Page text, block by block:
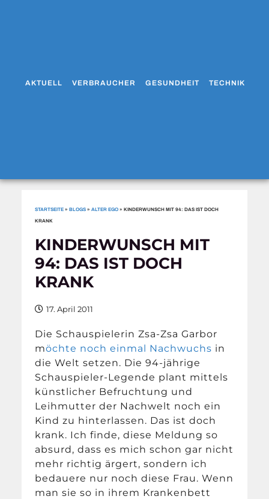
AKTUELL VERBRAUCHER GESUNDHEIT TECHNIK
STARTSEITE »BLOGS »ALTER EGO »KINDERWUNSCH MIT 94: DAS IST DOCH
KRANK
KINDERWUNSCH MIT
94: DAS IST DOCH
KRANK
17. April 2011
Die Schauspielerin Zsa-Zsa Garbor
möchte noch einmal Nachwuchs in
die Welt setzen. Die 94-jährige
Schauspieler-Legende plant mittels
künstlicher Befruchtung und
Leihmutter der Nachwelt noch ein
Kind zu hinterlassen. Das ist doch
krank. Ich finde, diese Meldung so
absurd, dass es mich schon gar nicht
mehr richtig ärgert, sondern ich
bedauere nur noch diese Frau. Wenn
man sie so in ihrem Krankenbett